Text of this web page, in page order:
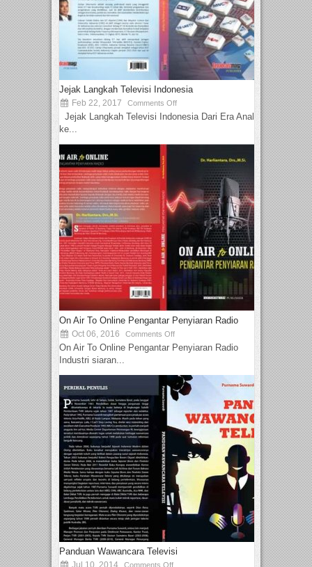
Jejak Langkah Televisi Indonesia
Feb 22, 2017 Comments Off
Jejak Langkah Televisi Indonesia Dari Era Analog
ke...
On Air To Online Pengantar Penyiaran Radio
Oct 06, 2016 Comments Off
On Air To Online Pengantar Penyiaran Radio
Industri siaran...
Panduan Wawancara Televisi
Jul 10, 2014 Comments Off